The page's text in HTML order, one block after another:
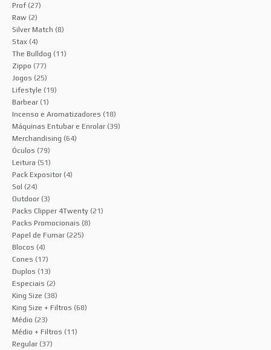
Prof (27)
Raw (2)
Silver Match (8)
Stax (4)
The Bulldog (11)
Zippo (77)
Jogos (25)
Lifestyle (19)
Barbear (1)
Incenso e Aromatizadores (18)
Máquinas Entubar e Enrolar (39)
Merchandising (64)
Óculos (79)
Leitura (51)
Pack Expositor (4)
Sol (24)
Outdoor (3)
Packs Clipper 4Twenty (21)
Packs Promocionais (8)
Papel de Fumar (225)
Blocos (4)
Cones (17)
Duplos (13)
Especiais (2)
King Size (38)
King Size + Filtros (68)
Médio (23)
Médio + Filtros (11)
Regular (37)